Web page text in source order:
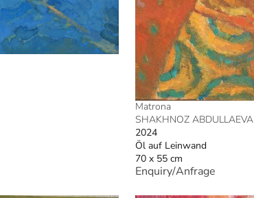
Matrona
SHAKHNOZ ABDULLAEVA
2024
Öl auf Leinwand
70 x 55 cm
Enquiry/Anfrage